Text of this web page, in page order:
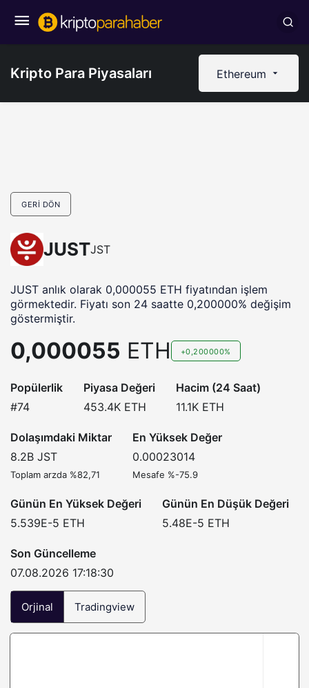
Kripto Para Piyasaları Ethereum
GERI DÖN
JUSTJST
JUST anlık olarak 0,000055 ETH fiyatından işlem
görmektedir. Fiyatı son 24 saatte 0,200000% değişim
göstermiştir.
0,000055 ETH +0,200000%
Popülerlik
#74
Piyasa Değeri
453.4K ETH
Hacim (24 Saat)
11.1K ETH
Dolaşımdaki Miktar
8.2B JST
Toplam arzda %82,71
En Yüksek Değer
0.00023014
Mesafe %-75.9
Günün En Yüksek Değeri
5.539E-5 ETH
Günün En Düşük Değeri
5.48E-5 ETH
Son Güncelleme
07.08.2026 17:18:30
Orjinal Tradingview